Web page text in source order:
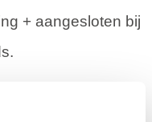
+ aangesloten bij
jullie op dit